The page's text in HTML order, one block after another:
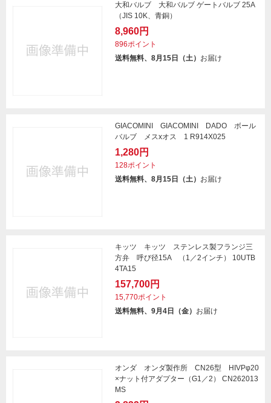
大和バルブ 大和バルブ ゲートバルブ 25A
（JIS 10K、青銅）
8,960円
896ポイント
送料無料、8月15日（土） お届け
GIACOMINI GIACOMINI DADO ボール
バルブ メスxオス 1 R914X025
1,280円
128ポイント
送料無料、8月15日（土） お届け
キッツ キッツ ステンレス製フランジ三
方弁 呼び径15A （1／2インチ） 10UTB
4TA15
157,700円
15,770ポイント
送料無料、9月4日（金） お届け
オンダ オンダ製作所 CN26型 HIVPφ20
×ナット付アダプター（G1／2） CN262013
MS